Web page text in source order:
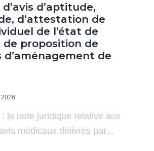
d’aptitude,
d’attestation de
de l’état de
proposition de
d’aménagement de
la note juridique relative aux
médicaux délivrés par...